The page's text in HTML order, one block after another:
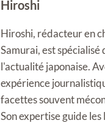
Hiroshi
Hiroshi, rédacteur en
Samurai, est spécialisé
l'actualité japonaise.
expérience
facettes souvent
Son expertise guide